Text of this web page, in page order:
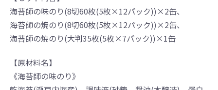
海苔師の味のり(8切60枚(5枚×12パック))×2缶、
海苔師の焼のり(8切60枚(5枚×12パック))×2缶、
海苔師の焼のり(大判35枚(5枚×7パック))×1缶
【原材料名】
《海苔師の味のり》